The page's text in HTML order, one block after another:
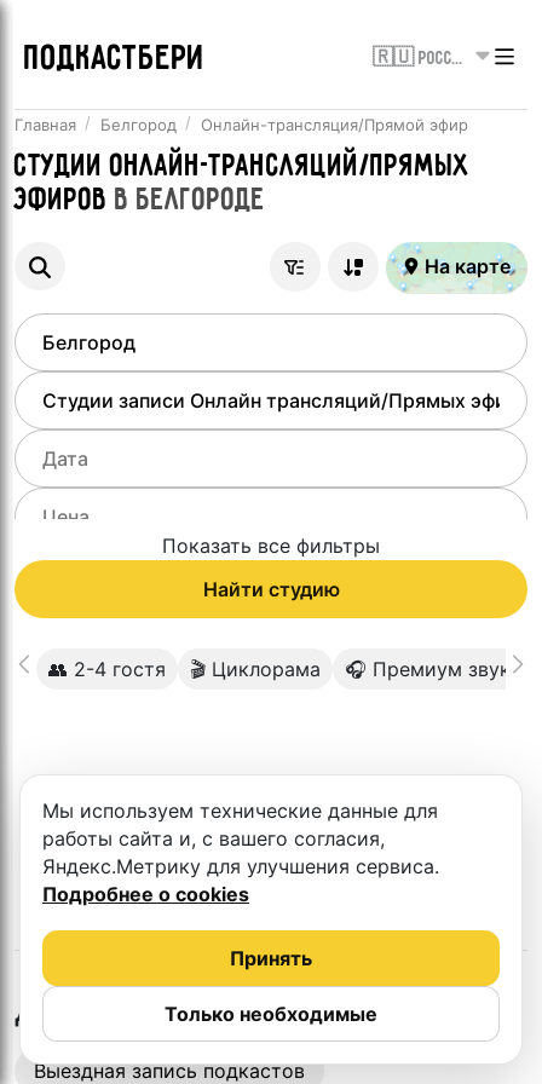
ПОДКАСТБЕРИ 🇷🇺 Россия
Главная Белгород Онлайн-трансляция/Прямой эфир
Студии онлайн-трансляций/Прямых
эфиров в Белгороде
На карте
Показать все фильтры
Найти студию
👥 2-4 гостя 🎬 Циклорама 🎧 Премиум звук
студии
Другие студии в Белгороде
Выездная запись подкастов
Мы используем технические данные для
работы сайта и, с вашего согласия,
Яндекс.Метрику для улучшения сервиса.
Подробнее о cookies
Только необходимые
Принять